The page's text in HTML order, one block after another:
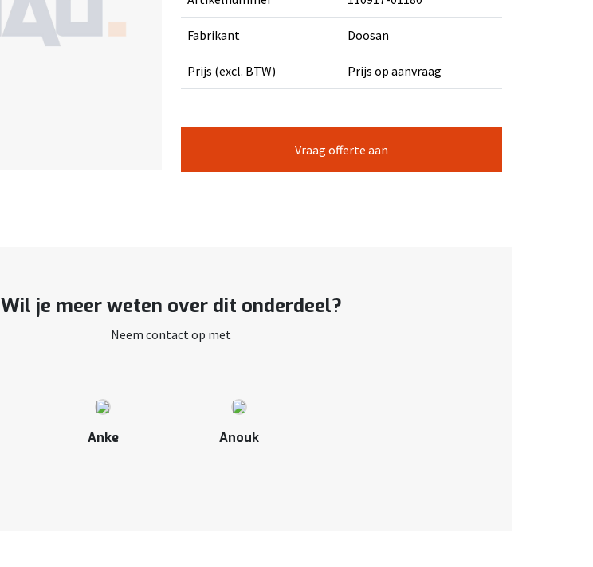
Fabrikant Doosan
Prijs (excl. BTW) Prijs op aanvraag
Vraag offerte aan
Wil je meer weten over dit onderdeel?
Neem contact op met
Anke Anouk